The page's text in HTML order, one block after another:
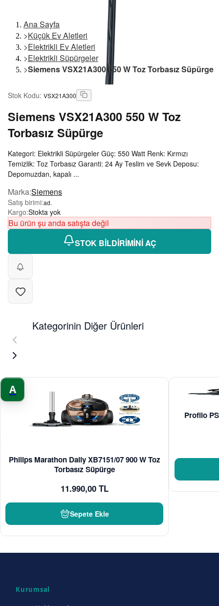
Ana Sayfa
>Küçük Ev Aletleri
>Elektrikli Ev Aletleri
>Elektrikli Süpürgeler
>Siemens VSX21A300 550 W Toz Torbasız Süpürge
Stok Kodu: VSX21A300
Siemens VSX21A300 550 W Toz
Torbasız Süpürge
Kategori: Elektrikli Süpürgeler Güç: 550 Watt Renk: Kırmızı
Temizlik: Toz Torbasız Garanti: 24 Ay Teslim ve Sevk Deposu:
Depomuzdan, kapalı ...
Marka:Siemens
Satış birimi:ad.
Kargo:Stokta yok
Bu ürün şu anda satışta değil
STOK BİLDİRİMİNİ AÇ
Kategorinin Diğer Ürünleri
A
Philips Marathon Daily XB7151/07 900 W Toz
Torbasız Süpürge
11.990,00 TL
Sepete Ekle
Profilo
Kurumsal